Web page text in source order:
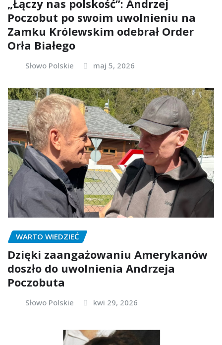
„Łączy nas polskość”: Andrzej
Poczobut po swoim uwolnieniu na
Zamku Królewskim odebrał Order
Orła Białego
Słowo Polskie maj 5, 2026
WARTO WIEDZIEĆ
Dzięki zaangażowaniu Amerykanów
doszło do uwolnienia Andrzeja
Poczobuta
Słowo Polskie kwi 29, 2026